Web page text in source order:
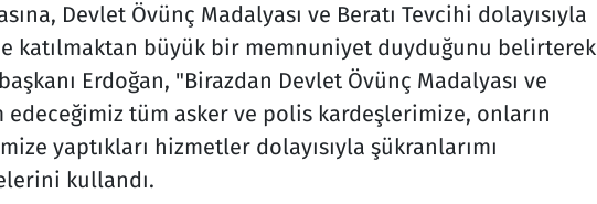
Devlet Övünç Madalyası ve Beratı Tevcihi dolayısıyla
katılmaktan büyük bir memnuniyet duyduğunu belirterek
Erdoğan, "Birazdan Devlet Övünç Madalyası ve
edeceğimiz tüm asker ve polis kardeşlerimize, onların
yaptıkları hizmetler dolayısıyla şükranlarımı
kullandı.